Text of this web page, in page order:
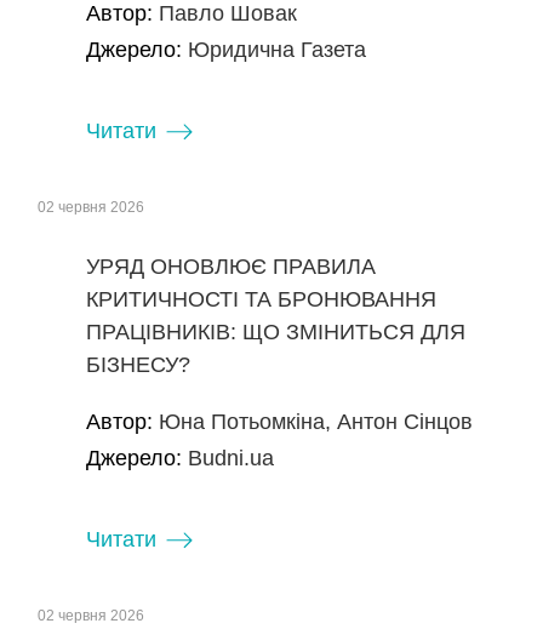
Автор: Павло Шовак
Джерело: Юридична Газета
Читати
02 червня 2026
УРЯД ОНОВЛЮЄ ПРАВИЛА
КРИТИЧНОСТІ ТА БРОНЮВАННЯ
ПРАЦІВНИКІВ: ЩО ЗМІНИТЬСЯ ДЛЯ
БІЗНЕСУ?
Автор: Юна Потьомкіна, Антон Сінцов
Джерело: Budni.ua
Читати
02 червня 2026